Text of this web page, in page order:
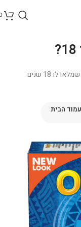
הכניסה והרכישה בחנות האתר מיועדת למי שמלאו לו 18 שנים
הבית